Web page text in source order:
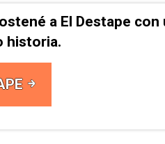
a El Destape con
historia.